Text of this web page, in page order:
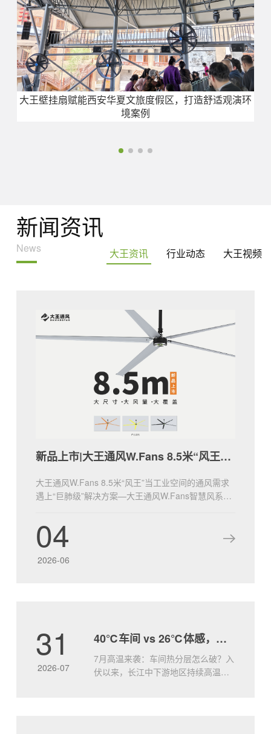
大王壁挂扇赋能西安华夏文旅度假区，打造舒适观演环
境案例
新闻资讯
News 大王资讯 行业动态 大王视频
新品上市|大王通风W.Fans 8.5米“风王”登场！
大王通风W.Fans 8.5米“风王”当工业空间的通风需求
遇上“巨肺级”解决方案—大王通风W.Fans智慧风系列
心，还是会展场馆、体育综合体，“风王”都将以“全覆
盖、强动力、低能耗”的绝对优势，为您的空间注入
“自然风级.....
04
2026-06
31
2026-07
40℃车间 vs 26℃体感，就差这一台大王风扇
7月高温来袭：车间热分层怎么破？入
伏以来，长江中下游地区持续高温，